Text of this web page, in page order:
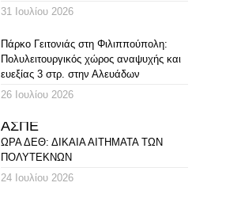
31 Ιουλίου 2026
Πάρκο Γειτονιάς στη Φιλιππούπολη:
Πολυλειτουργικός χώρος αναψυχής και
ευεξίας 3 στρ. στην Αλευάδων
26 Ιουλίου 2026
ΑΣΠΕ
ΩΡΑ ΔΕΘ: ΔΙΚΑΙΑ ΑΙΤΗΜΑΤΑ ΤΩΝ
ΠΟΛΥΤΕΚΝΩΝ
24 Ιουλίου 2026